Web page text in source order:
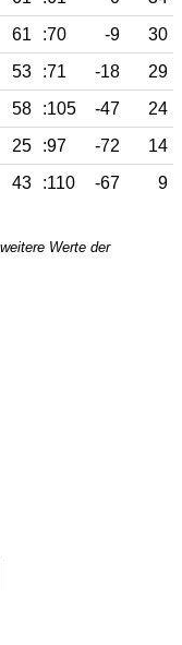
61 :70 -9
30
53 :71 -18
29
58 :105 -47
24
25 :97 -72
14
43 :110 -67 9